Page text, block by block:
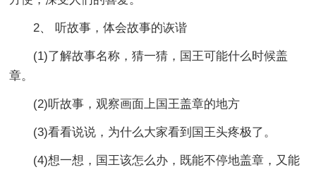
2、 听故事，体会故事的诙谐
(1)了解故事名称，猜一猜，国王可能什么时候盖
章。
(2)听故事，观察画面上国王盖章的地方
(3)看看说说，为什么大家看到国王头疼极了。
(4)想一想，国王该怎么办，既能不停地盖章，又能